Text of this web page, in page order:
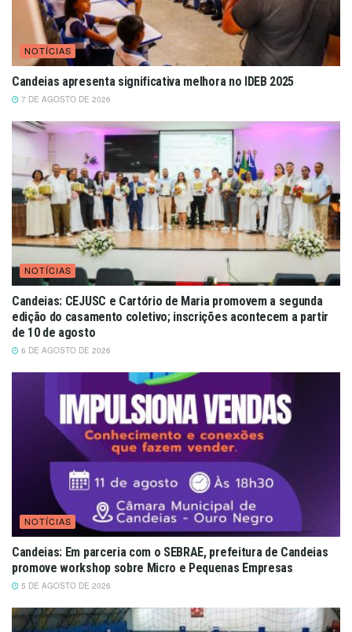
NOTÍCIAS
Candeias apresenta significativa melhora no IDEB 2025
7 DE AGOSTO DE 2026
NOTÍCIAS
Candeias: CEJUSC e Cartório de Maria promovem a segunda
edição do casamento coletivo; inscrições acontecem a partir
de 10 de agosto
6 DE AGOSTO DE 2026
NOTÍCIAS
Candeias: Em parceria com o SEBRAE, prefeitura de Candeias
promove workshop sobre Micro e Pequenas Empresas
5 DE AGOSTO DE 2026